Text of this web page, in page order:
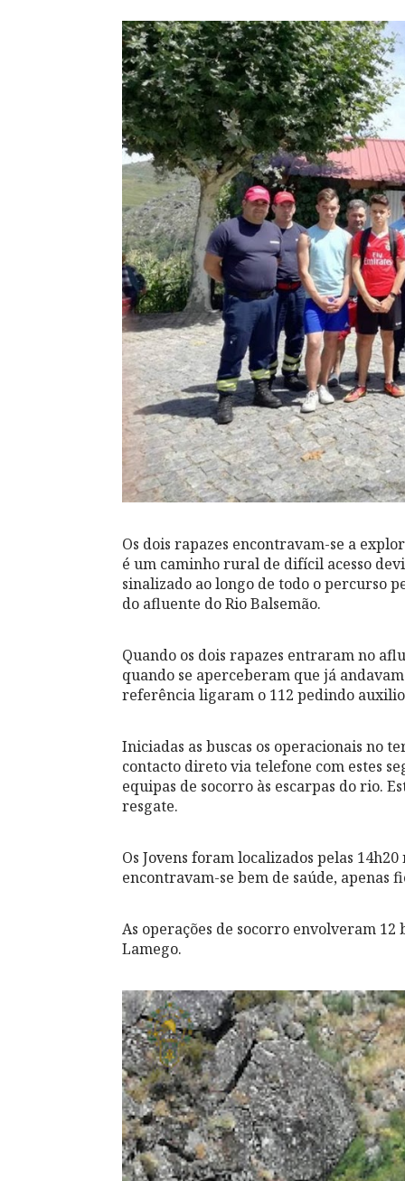
Os dois rapazes encontravam-se a
é um caminho rural de difícil acesso
sinalizado ao longo de todo o percurso
do afluente do Rio Balsemão.
Quando os dois rapazes entraram no
quando se aperceberam que já
referência ligaram o 112 pedindo
Iniciadas as buscas os operacionais no
contacto direto via telefone com estes
equipas de socorro às escarpas do rio.
resgate.
Os Jovens foram localizados pelas
encontravam-se bem de saúde, apenas
As operações de socorro envolveram 12
Lamego.